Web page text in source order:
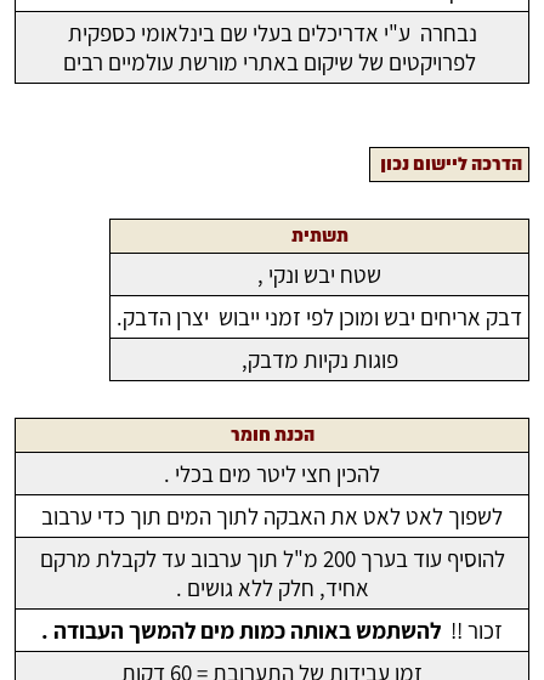
נבחרה ע"י אדריכלים בעלי שם בינלאומי כספקית
לפרויקטים של שיקום באתרי מורשת עולמיים רבים
הדרכה ליישום נכון
תשתית
שטח יבש ונקי ,
דבק אריחים יבש ומוכן לפי זמני ייבוש יצרן הדבק.
פוגות נקיות מדבק,
הכנת חומר
להכין חצי ליטר מים בכלי .
לשפוך לאט לאט את האבקה לתוך המים תוך כדי ערבוב
להוסיף עוד בערך 200 מ"ל תוך ערבוב עד לקבלת מרקם
אחיד, חלק ללא גושים .
זכור !! להשתמש באותה כמות מים להמשך העבודה .
זמן עבידות של התערובת = 60 דקות